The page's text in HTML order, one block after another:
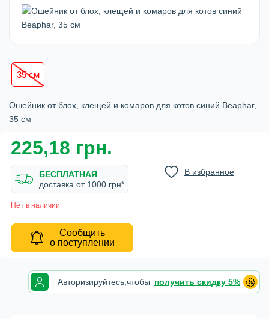
35 см
Ошейник от блох, клещей и комаров для котов синий Beaphar,
35 см
225,18 грн.
БЕСПЛАТНАЯ
доставка от 1000 грн*
В избранное
Нет в наличии
Сообщить
о поступлении
Авторизируйтесь, чтобы получить скидку 5%